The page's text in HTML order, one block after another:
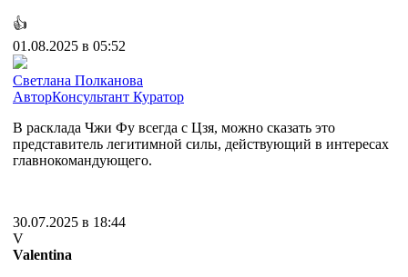
👍
01.08.2025 в 05:52
Cветлана Полканова
АвторКонсультант Куратор
В расклада Чжи Фу всегда с Цзя, можно сказать это
представитель легитимной силы, действующий в интересах
главнокомандующего.
30.07.2025 в 18:44
V
Valentina